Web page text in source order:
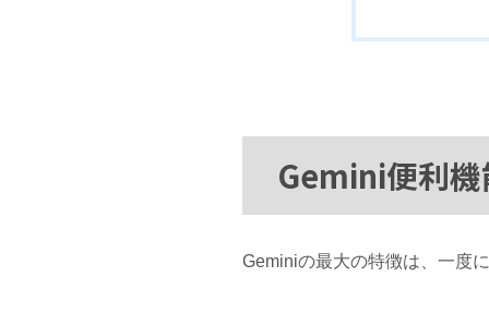
Gemini便利
Geminiの最大の特徴は、一度